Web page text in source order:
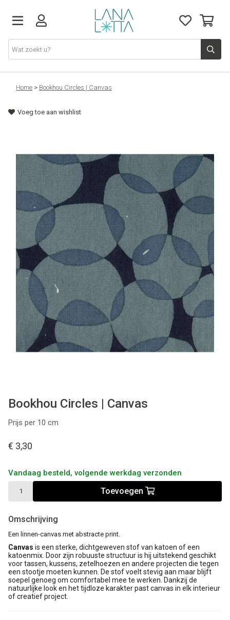
Stoffen
Fournituren
Patronen
Naaimachines
Workshops
Tips & tricks
Cadeaubon
Solden
Contact
Home > Bookhou Circles | Canvas
Voeg toe aan wishlist
Bookhou Circles | Canvas
Prijs per 10 cm
€ 3,30
Vandaag besteld, volgende werkdag verzonden
Toevoegen
Omschrijving
Een linnen-canvas met abstracte print.
Canvas is een sterke, dichtgeweven stof van katoen of een
katoenmix. Door zijn robuuste structuur is hij uitstekend geschikt
voor tassen, kussens, zetelhoezen en andere projecten die tegen
een stootje moeten kunnen. De stof voelt stevig aan maar blijft
soepel genoeg om comfortabel mee te werken. Dankzij de
natuurlijke look en het tijdloze karakter past canvas in elk interieur
of creatief project.